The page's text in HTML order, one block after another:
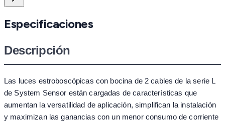
Especificaciones
Descripción
Las luces estroboscópicas con bocina de 2 cables de la serie L
de System Sensor están cargadas de características que
aumentan la versatilidad de aplicación, simplifican la instalación
y maximizan las ganancias con un menor consumo de corriente